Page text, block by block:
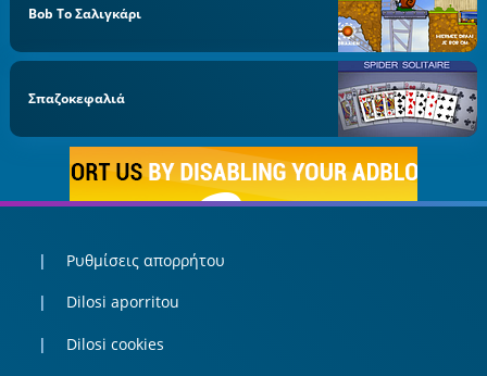
Bob Το Σαλιγκάρι
Σπαζοκεφαλιά
Ρυθμίσεις απορρήτου
Dilosi aporritou
Dilosi cookies